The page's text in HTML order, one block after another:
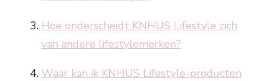
Hoe onderscheidt KNHUS Lifestyle zich
van andere lifestylemerken?
Waar kan ik KNHUS Lifestyle-producten